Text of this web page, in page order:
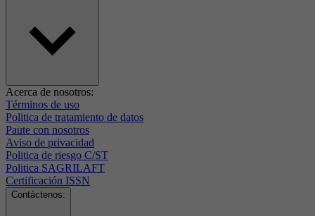
Acerca de nosotros:
Términos de uso
Politica de tratamiento de datos
Paute con nosotros
Aviso de privacidad
Politica de riesgo C/ST
Politica SAGRILAFT
Certificación ISSN
Contáctenos: